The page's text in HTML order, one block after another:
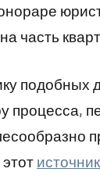
часть
подобных
процесса,
источник